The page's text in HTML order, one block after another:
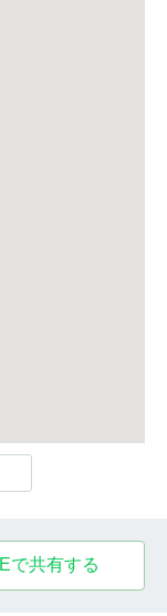
で共有する